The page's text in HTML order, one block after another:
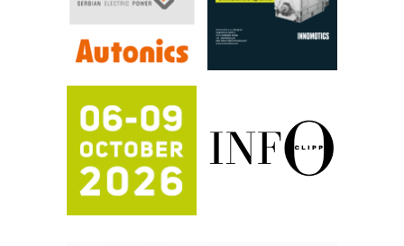
Filtration Group Industrial – Napredna
rešenja za filtraciju u hidrauličkim i
procesnim sistemima
FANUC: Najbolje za vašu pametnu
automatizaciju
Efikasno upravljanje energijom
Automatizacija pakovanja · Display
(Shelf-Ready) omotnice
Potpuna efikasnost bez složenih